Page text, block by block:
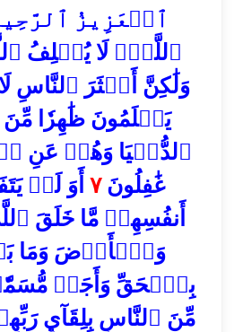
ٱلۡعَزِيزُ
ٱللَّهِۖ لَا يُخۡلِفُ
وَلَٰكِنَّ أَكۡثَرَ ٱلنَّاسِ
يَعۡلَمُونَ ظَٰهِرٗا
ٱلدُّنۡيَا وَهُمۡ عَنِ
غَٰفِلُونَ٧ أَوَ لَمۡ
أَنفُسِهِمۗ مَّا خَلَقَ
وَٱلۡأَرۡضَ وَمَا
بِٱلۡحَقِّ وَأَجَلٖ مُّسَمّٗىۗ
مِّنَ ٱلنَّاسِ بِلِقَآيِٕ